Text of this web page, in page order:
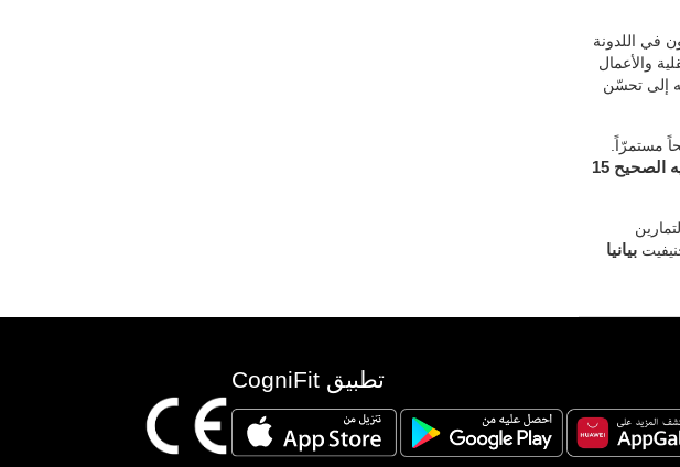
في اللدونة
والأعمال
إلى تحسّن
مستمرّاً.
التنبيه الصحيح 15
التمارين
بيانيا
تطبيق CogniFit